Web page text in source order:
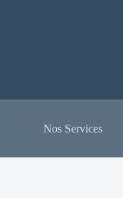
Nos Services